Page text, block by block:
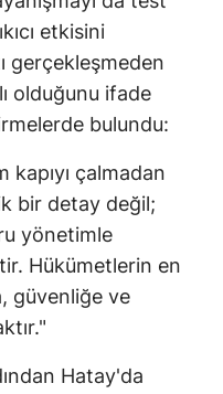
etkisini
gerçekleşmeden
olduğunu ifade
bulundu:
kapıyı çalmadan
bir detay değil;
yönetimle
Hükümetlerin en
güvenliğe ve
Hatay'da